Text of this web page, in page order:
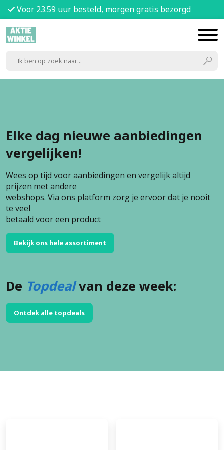
Voor 23.59 uur besteld, morgen gratis bezorgd
Elke dag nieuwe aanbiedingen
vergelijken!
Wees op tijd voor aanbiedingen en vergelijk altijd
prijzen met andere
webshops. Via ons platform zorg je ervoor dat je nooit
te veel
betaald voor een product
Bekijk ons hele assortiment
De Topdealvan deze week:
Ontdek alle topdeals